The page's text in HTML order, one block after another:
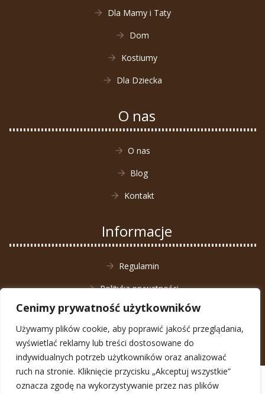
Cenimy prywatność użytkowników
Używamy plików cookie, aby poprawić jakość przeglądania,
wyświetlać reklamy lub treści dostosowane do
indywidualnych potrzeb użytkowników oraz analizować
ruch na stronie. Kliknięcie przycisku „Akceptuj wszystkie”
oznacza zgodę na wykorzystywanie przez nas plików
Dla Mamy i Taty
Dom
Kostiumy
Dla Dziecka
O nas
O nas
Blog
Kontakt
Informacje
Regulamin
Polityka prywatności
Zwrot towaru
© Animal4You 2026